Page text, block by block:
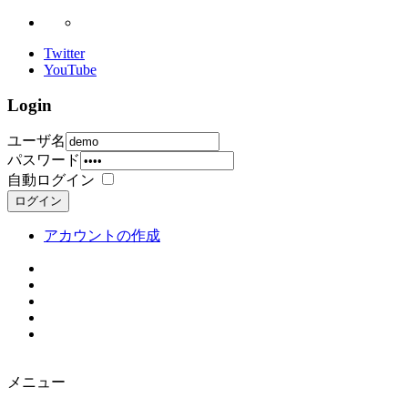
Twitter
YouTube
Login
ユーザ名
パスワード
自動ログイン
ログイン
アカウントの作成
メニュー